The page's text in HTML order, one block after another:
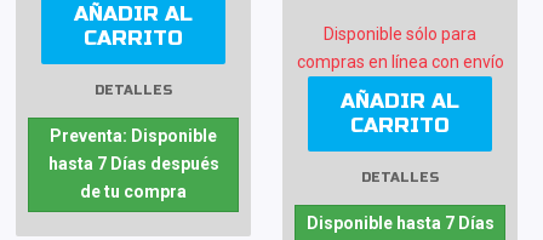
AÑADIR AL
CARRITO
DETALLES
Preventa: Disponible
hasta 7 Días después
de tu compra
Disponible sólo para
compras en línea con envío
AÑADIR AL
CARRITO
DETALLES
Disponible hasta 7 Días